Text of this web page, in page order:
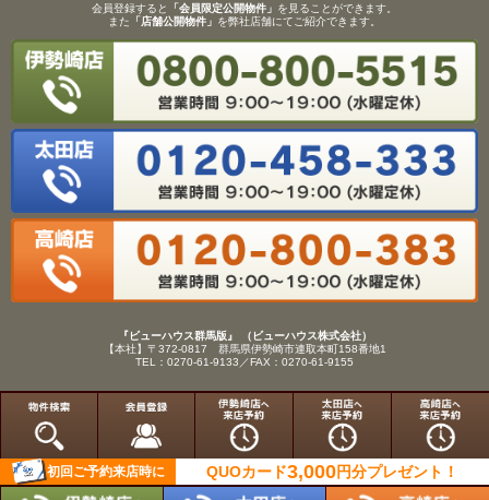
会員登録すると 「会員限定公開物件」 を見ることができます。
また 「店舗公開物件」 を弊社店舗にてご紹介できます。
『ビューハウス群馬版』 （ビューハウス株式会社）
【本社】〒372-0817 群馬県伊勢崎市連取本町158番地1
TEL：0270-61-9133／FAX：0270-61-9155
Copyright(C)View House(R)Inc.All Rights Reserved.
初回ご予約来店時に QUOカード3,000円分プレゼント！